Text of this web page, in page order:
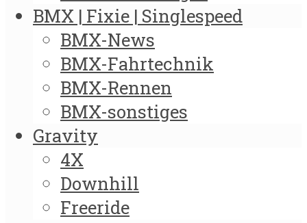
BMX | Fixie | Singlespeed
BMX-News
BMX-Fahrtechnik
BMX-Rennen
BMX-sonstiges
Gravity
4X
Downhill
Freeride